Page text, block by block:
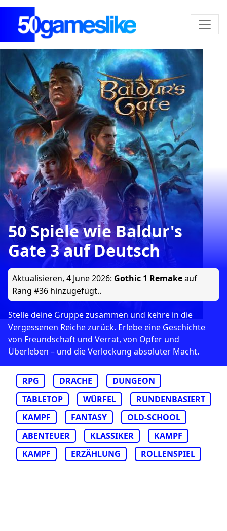
50 Spiele wie Baldur's
Gate 3 auf Deutsch
Aktualisieren, 4 June 2026: Gothic 1 Remakeauf
Rang #36 hinzugefügt..
Stelle deine Gruppe zusammen und kehre in die
Vergessenen Reiche zurück. Erlebe eine Geschichte
von Freundschaft und Verrat, von Opfer und
Überleben – und die Verlockung absoluter Macht.
RPG DRACHE
DUNGEON
TABLETOP
WÜRFEL
RUNDENBASIERT
KAMPF
FANTASY
OLD-SCHOOL
ABENTEUER
KLASSIKER
KAMPF
KAMPF
ERZÄHLUNG ROLLENSPIEL